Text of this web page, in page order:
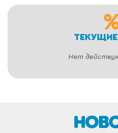
Нет